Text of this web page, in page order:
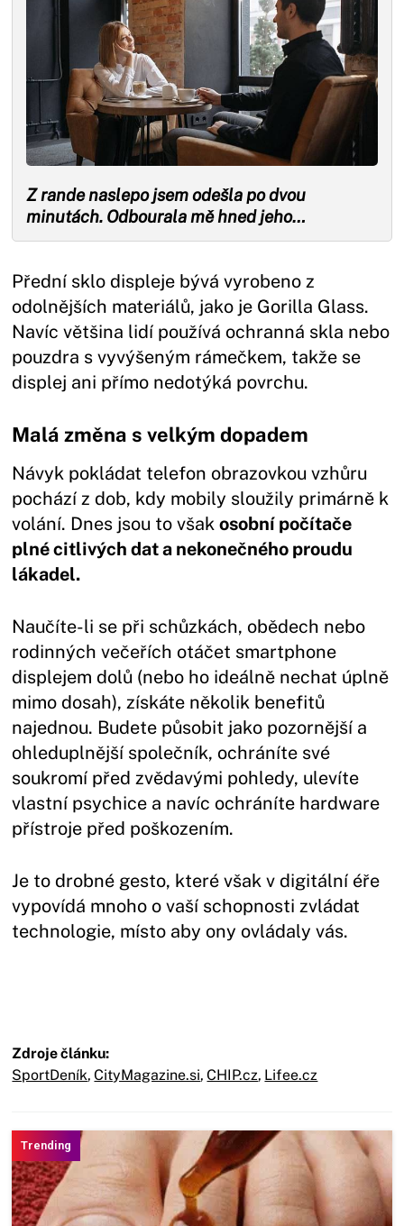
Z rande naslepo jsem odešla po dvou
minutách. Odbourala mě hned jeho…
Přední sklo displeje bývá vyrobeno z
odolnějších materiálů, jako je Gorilla Glass.
Navíc většina lidí používá ochranná skla nebo
pouzdra s vyvýšeným rámečkem, takže se
displej ani přímo nedotýká povrchu.
Malá změna s velkým dopadem
Návyk pokládat telefon obrazovkou vzhůru
pochází z dob, kdy mobily sloužily primárně k
volání. Dnes jsou to všakosobní počítače
plné citlivých dat a nekonečného proudu
lákadel.
Naučíte-li se při schůzkách, obědech nebo
rodinných večeřích otáčet smartphone
displejem dolů (nebo ho ideálně nechat úplně
mimo dosah), získáte několik benefitů
najednou. Budete působit jako pozornější a
ohleduplnější společník, ochráníte své
soukromí před zvědavými pohledy, ulevíte
vlastní psychice a navíc ochráníte hardware
přístroje před poškozením.
Je to drobné gesto, které však v digitální éře
vypovídá mnoho o vaší schopnosti zvládat
technologie, místo aby ony ovládaly vás.
Zdroje článku:
SportDeník, CityMagazine.si, CHIP.cz, Lifee.cz